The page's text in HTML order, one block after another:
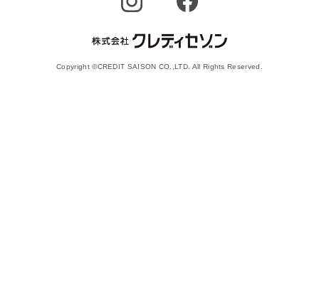
Copyright ©CREDIT SAISON CO.,LTD. All Rights Reserved.